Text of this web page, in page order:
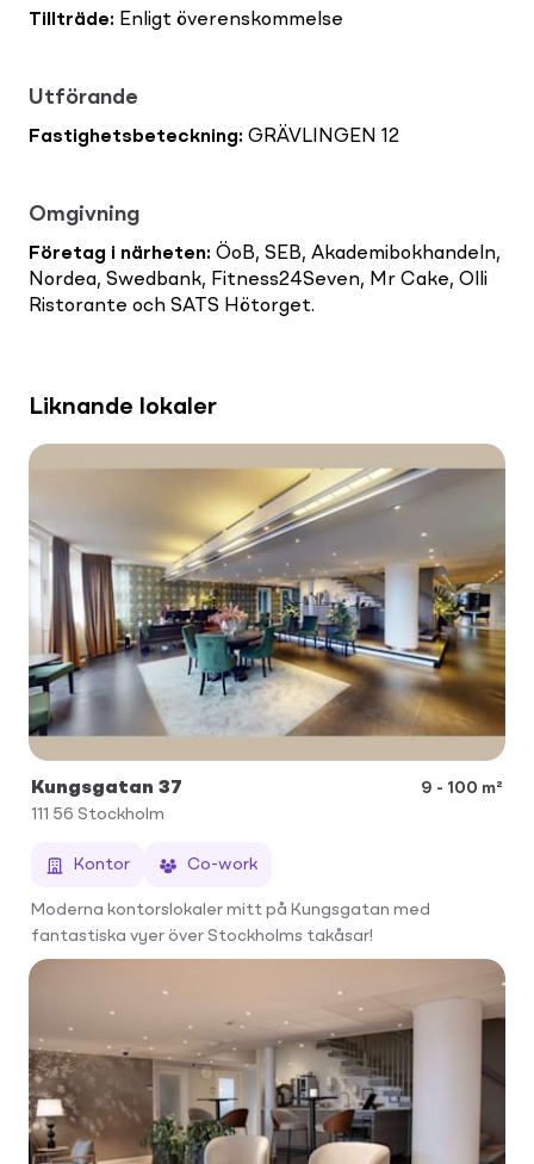
Tillträde: Enligt överenskommelse
Utförande
Fastighetsbeteckning: GRÄVLINGEN 12
Omgivning
Företag i närheten: ÖoB, SEB, Akademibokhandeln,
Nordea, Swedbank, Fitness24Seven, Mr Cake, Olli
Ristorante och SATS Hötorget.
Liknande lokaler
Kungsgatan 37
9 - 100 m²
111 56 Stockholm
Kontor Co-work
Moderna kontorslokaler mitt på Kungsgatan med
fantastiska vyer över Stockholms takåsar!